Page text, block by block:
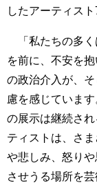
したアーティス
「私たちの多く
を前に、不安を
の政治介入が、
慮を感じていま
の展示は継続さ
ティストは、さ
や悲しみ、怒り
させうる場所を